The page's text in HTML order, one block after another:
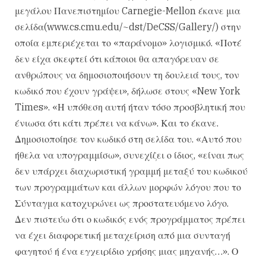
μεγάλου Πανεπιστημίου Carnegie-Mellon έκανε μια
σελίδα(www.cs.cmu.edu/~dst/DeCSS/Gallery/) στην
οποία εμπεριέχεται το «παράνομο» λογισμικό. «Ποτέ
δεν είχα σκεφτεί ότι κάποιοι θα απαγόρευαν σε
ανθρώπους να δημοσιοποιήσουν τη δουλειά τους, τον
κωδικό που έχουν γράψει», δήλωσε στους «New York
Times». «Η υπόθεση αυτή ήταν τόσο προσβλητική που
ένιωσα ότι κάτι πρέπει να κάνω». Και το έκανε.
Δημοσιοποίησε τον κωδικό στη σελίδα του. «Αυτό που
ήθελα να υπογραμμίσω», συνεχίζει ο ίδιος, «είναι πως
δεν υπάρχει διαχωριστική γραμμή μεταξύ του κωδικού
των προγραμμάτων και άλλων μορφών λόγου που το
Σύνταγμα κατοχυρώνει ως προστατευόμενο λόγο.
Δεν πιστεύω ότι ο κωδικός ενός προγράμματος πρέπει
να έχει διαφορετική μεταχείριση από μια συνταγή
φαγητού ή ένα εγχειρίδιο χρήσης μιας μηχανής…». Ο